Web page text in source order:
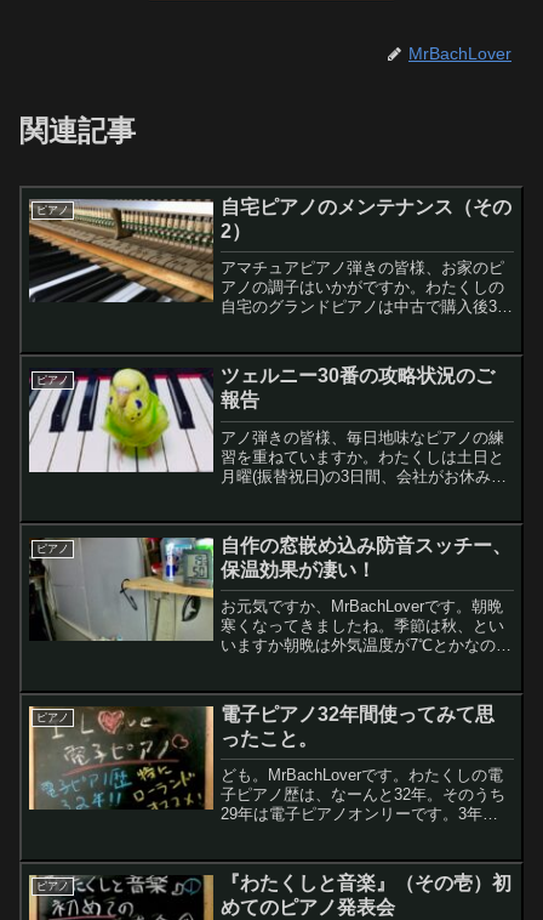
MrBachLover
関連記事
ピアノ
自宅ピアノのメンテナンス（その
2）
アマチュアピアノ弾きの皆様、お家のピ
アノの調子はいかがですか。わたくしの
自宅のグランドピアノは中古で購入後3年
の調律師さんに来訪頂いて費用を見積も
って頂いたので、この様子をレポートし
ます
ピアノ
ツェルニー30番の攻略状況のご
報告
アノ弾きの皆様、毎日地味なピアノの練
習を重ねていますか。わたくしは土日と
月曜(振替祝日)の3日間、会社がお休みだ
が。最近のツェルニー、ブルグミューラ
ー、スクリャービンを練習しています。
今回はピアノ曲の選曲とツェルニーの取
り組みについて綴っていきます。
ピアノ
自作の窓嵌め込み防音スッチー、
保温効果が凄い！
お元気ですか、MrBachLoverです。朝晩
寒くなってきましたね。季節は秋、とい
いますか朝晩は外気温度が7℃とかなので
凄い保温効果を発揮してくれていること
に気づいたの...
ピアノ
電子ピアノ32年間使ってみて思
ったこと。
ども。MrBachLoverです。わたくしの電
子ピアノ歴は、なーんと32年。そのうち
29年は電子ピアノオンリーです。3年前
初めて購入してから現在に至るまでの買
い替えのヒ...
ピアノ
『わたくしと音楽』（その壱）初
めてのピアノ発表会